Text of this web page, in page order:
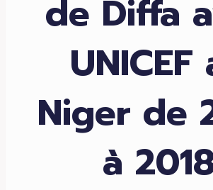
de Diffa
UNICEF
Niger de
à